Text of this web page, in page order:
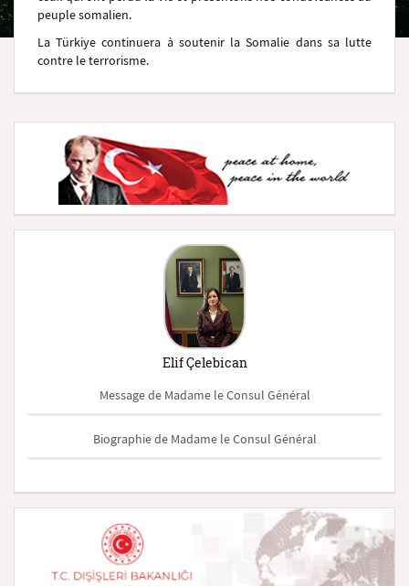
peuple somalien.
La Türkiye continuera à soutenir la Somalie dans sa lutte
contre le terrorisme.
Elif Çelebican
Message de Madame le Consul Général
Biographie de Madame le Consul Général